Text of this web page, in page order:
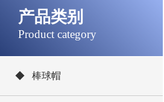
产品类别
Product category
◆ 棒球帽